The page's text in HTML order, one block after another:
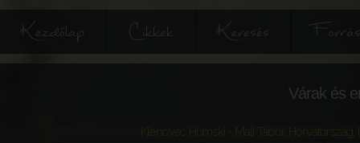
Kezdőlap Cikkek Keresés
Várak és
Klenovec Humski - Mali Tabor Horvátország